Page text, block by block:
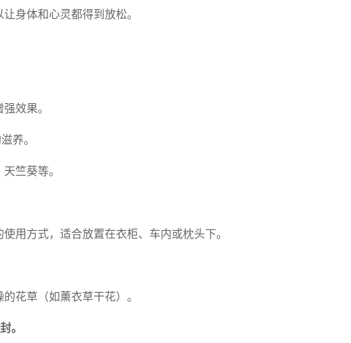
身体和心灵都得到放松。
效果。
养。
竺葵等。
用方式，适合放置在衣柜、车内或枕头下。
花草（如薰衣草干花）。
。